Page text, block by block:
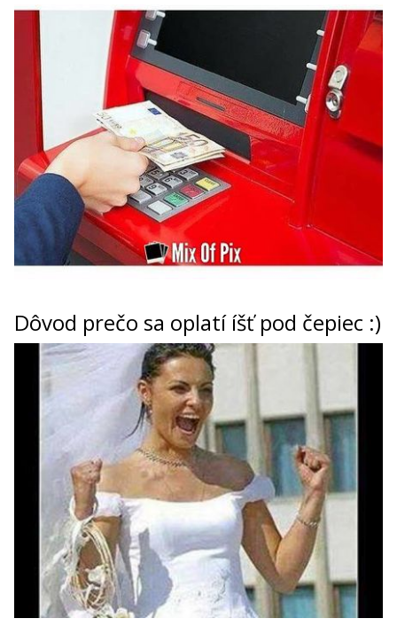
Dôvod prečo sa oplatí íšť pod čepiec :)